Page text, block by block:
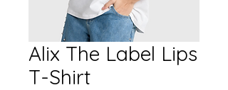
Alix The Label Lips
T-Shirt